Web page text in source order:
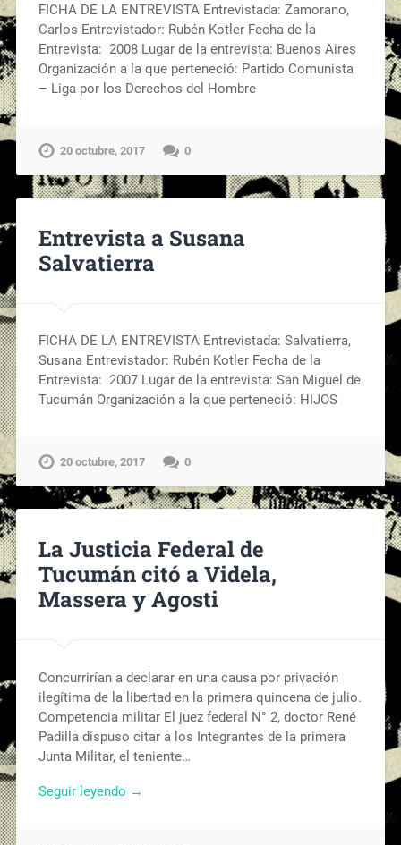
FICHA DE LA ENTREVISTA Entrevistada: Zamorano,
Carlos Entrevistador: Rubén Kotler Fecha de la
Entrevista: 2008 Lugar de la entrevista: Buenos Aires
Organización a la que perteneció: Partido Comunista
– Liga por los Derechos del Hombre
20 octubre, 2017 0
Entrevista a Susana
Salvatierra
FICHA DE LA ENTREVISTA Entrevistada: Salvatierra,
Susana Entrevistador: Rubén Kotler Fecha de la
Entrevista: 2007 Lugar de la entrevista: San Miguel de
Tucumán Organización a la que perteneció: HIJOS
20 octubre, 2017 0
La Justicia Federal de
Tucumán citó a Videla,
Massera y Agosti
Concurrirían a declarar en una causa por privación
ilegítima de la libertad en la primera quincena de julio.
Competencia militar El juez federal N° 2, doctor René
Padilla dispuso citar a los Integrantes de la primera
Junta Militar, el teniente…
Seguir leyendo →